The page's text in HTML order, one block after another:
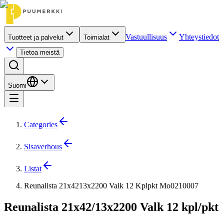
Tuotteet ja palvelut Toimialat Vastuullisuus Yhteystiedot
Tietoa meistä
Suomi
Categories
Sisaverhous
Listat
Reunalista 21x4213x2200 Valk 12 Kplpkt Mo0210007
Reunalista 21x42/13x2200 Valk 12 kpl/pkt